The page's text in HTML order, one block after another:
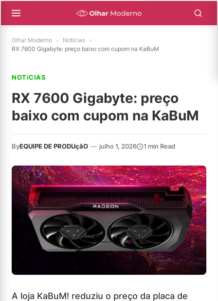
Olhar Moderno » Notícias »
RX 7600 Gigabyte: preço baixo com cupom na KaBuM
NOTíCIAS
RX 7600 Gigabyte: preço
baixo com cupom na KaBuM
ByEQUIPE DE PRODUçãO — julho 1, 2026 1 min Read
A loja KaBuM! reduziu o preço da placa de